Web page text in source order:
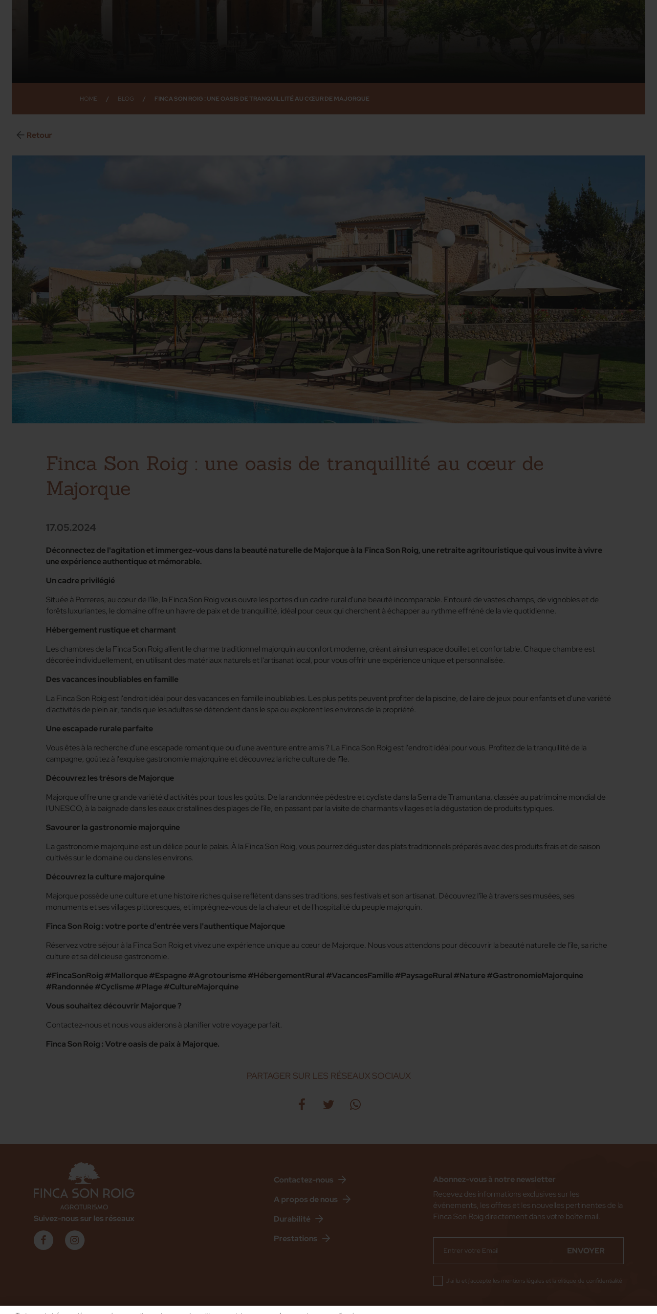
HOME / BLOG / FINCA SON ROIG : UNE OASIS DE TRANQUILLITÉ AU CŒUR DE MAJORQUE
Retour
Finca Son Roig : une oasis de tranquillité au cœur de
Majorque
17.05.2024
Déconnectez de l'agitation et immergez-vous dans la beauté naturelle de Majorque à la Finca Son Roig, une retraite agritouristique qui vous invite à vivre
une expérience authentique et mémorable.
Un cadre privilégié
Située à Porreres, au cœur de l'île, la Finca Son Roig vous ouvre les portes d'un cadre rural d'une beauté incomparable. Entouré de vastes champs, de vignobles et de
forêts luxuriantes, le domaine offre un havre de paix et de tranquillité, idéal pour ceux qui cherchent à échapper au rythme effréné de la vie quotidienne.
Hébergement rustique et charmant
Les chambres de la Finca Son Roig allient le charme traditionnel majorquin au confort moderne, créant ainsi un espace douillet et confortable. Chaque chambre est
décorée individuellement, en utilisant des matériaux naturels et l'artisanat local, pour vous offrir une expérience unique et personnalisée.
Des vacances inoubliables en famille
La Finca Son Roig est l'endroit idéal pour des vacances en famille inoubliables. Les plus petits peuvent profiter de la piscine, de l'aire de jeux pour enfants et d'une variété
d'activités de plein air, tandis que les adultes se détendent dans le spa ou explorent les environs de la propriété.
Une escapade rurale parfaite
Vous êtes à la recherche d'une escapade romantique ou d'une aventure entre amis ? La Finca Son Roig est l'endroit idéal pour vous. Profitez de la tranquillité de la
campagne, goûtez à l'exquise gastronomie majorquine et découvrez la riche culture de l'île.
Découvrez les trésors de Majorque
Majorque offre une grande variété d'activités pour tous les goûts. De la randonnée pédestre et cycliste dans la Serra de Tramuntana, classée au patrimoine mondial de
l'UNESCO, à la baignade dans les eaux cristallines des plages de l'île, en passant par la visite de charmants villages et la dégustation de produits typiques.
Savourer la gastronomie majorquine
La gastronomie majorquine est un délice pour le palais. À la Finca Son Roig, vous pourrez déguster des plats traditionnels préparés avec des produits frais et de saison
cultivés sur le domaine ou dans les environs.
Découvrez la culture majorquine
Majorque possède une culture et une histoire riches qui se reflètent dans ses traditions, ses festivals et son artisanat. Découvrez l'île à travers ses musées, ses
monuments et ses villages pittoresques, et imprégnez-vous de la chaleur et de l'hospitalité du peuple majorquin.
Finca Son Roig : votre porte d'entrée vers l'authentique Majorque
Réservez votre séjour à la Finca Son Roig et vivez une expérience unique au cœur de Majorque. Nous vous attendons pour découvrir la beauté naturelle de l'île, sa riche
culture et sa délicieuse gastronomie.
#FincaSonRoig #Mallorque #Espagne #Agrotourisme #HébergementRural #VacancesFamille #PaysageRural #Nature #GastronomieMajorquine
#Randonnée #Cyclisme #Plage #CultureMajorquine
Vous souhaitez découvrir Majorque ?
Contactez-nous et nous vous aiderons à planifier votre voyage parfait.
Finca Son Roig : Votre oasis de paix à Majorque.
PARTAGER SUR LES RÉSEAUX SOCIAUX
Suivez-nous sur les réseaux
Contactez-nous
A propos de nous
Durabilité
Prestations
Abonnez-vous à notre newsletter
Recevez des informations exclusives sur les
événements, les offres et les nouvelles pertinentes de la
Finca Son Roig directement dans votre boîte mail.
ENVOYER
J'ai lu et j'accepte les mentions légaleset la olitique de confidentialité